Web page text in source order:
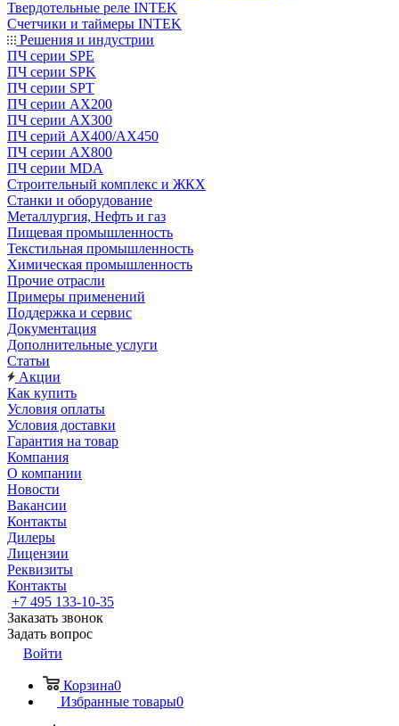
Твердотельные реле INTEK
Счетчики и таймеры INTEK
Решения и индустрии
ПЧ серии SPE
ПЧ серии SPK
ПЧ серии SPT
ПЧ серии AX200
ПЧ серии AX300
ПЧ серий AX400/AX450
ПЧ серии AX800
ПЧ серии MDA
Строительный комплекс и ЖКХ
Станки и оборудование
Металлургия, Нефть и газ
Пищевая промышленность
Текстильная промышленность
Химическая промышленность
Прочие отрасли
Примеры применений
Поддержка и сервис
Документация
Дополнительные услуги
Статьи
Акции
Как купить
Условия оплаты
Условия доставки
Гарантия на товар
Компания
О компании
Новости
Вакансии
Контакты
Дилеры
Лицензии
Реквизиты
Контакты
+7 495 133-10-35
Заказать звонок
Задать вопрос
Войти
Корзина0
Избранные товары0